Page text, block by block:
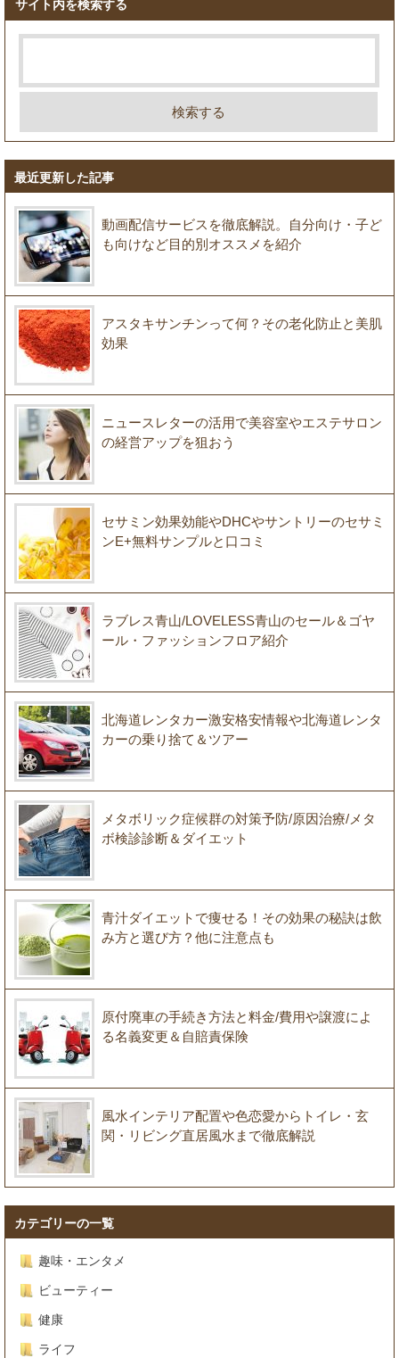
サイト内を検索する
最近更新した記事
動画配信サービスを徹底解説。自分向け・子ど
も向けなど目的別オススメを紹介
アスタキサンチンって何？その老化防止と美肌
効果
ニュースレターの活用で美容室やエステサロン
の経営アップを狙おう
セサミン効果効能やDHCやサントリーのセサミ
ンE+無料サンプルと口コミ
ラブレス青山/LOVELESS青山のセール＆ゴヤ
ール・ファッションフロア紹介
北海道レンタカー激安格安情報や北海道レンタ
カーの乗り捨て＆ツアー
メタボリック症候群の対策予防/原因治療/メタ
ボ検診診断＆ダイエット
青汁ダイエットで痩せる！その効果の秘訣は飲
み方と選び方？他に注意点も
原付廃車の手続き方法と料金/費用や譲渡によ
る名義変更＆自賠責保険
風水インテリア配置や色恋愛からトイレ・玄
関・リビング直居風水まで徹底解説
カテゴリーの一覧
趣味・エンタメ
ビューティー
健康
ライフ